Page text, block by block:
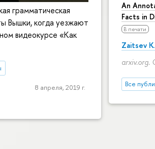
An
Facts in
В печати
Zaitsev K.
arxiv.org.
Все
грамматическая
Вышки, когда уезжают
видеокурсе «Как
8 апреля, 2019 г.